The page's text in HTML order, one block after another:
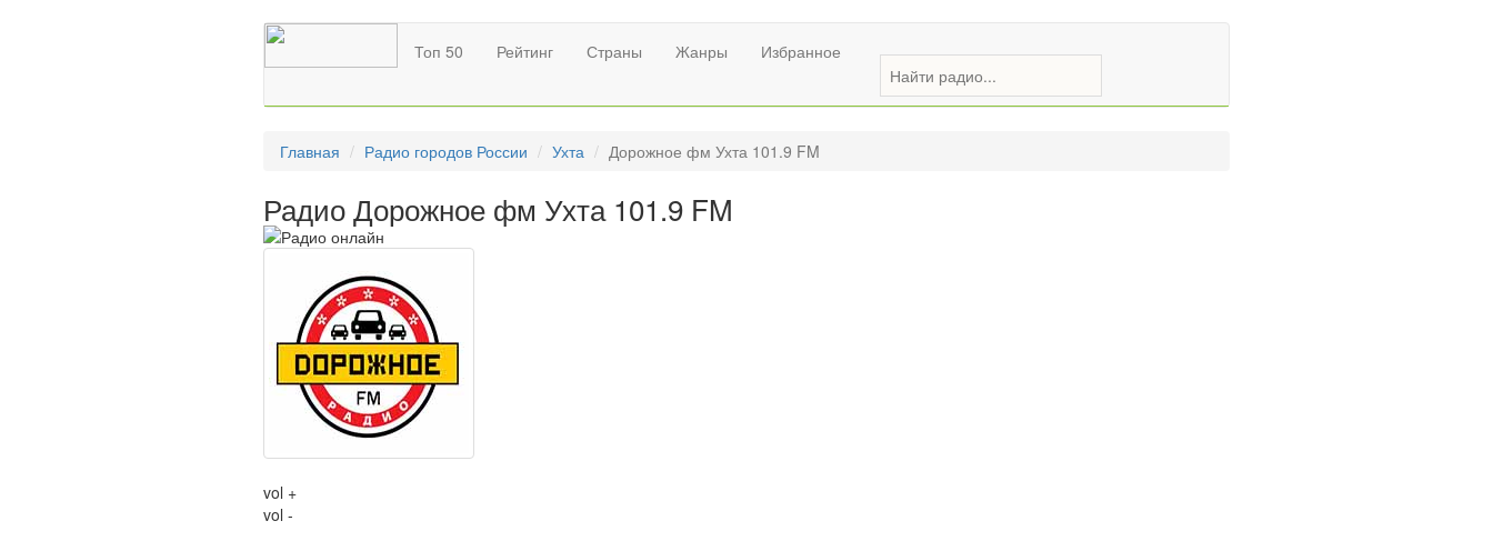
Топ 50 Рейтинг Страны Жанры Избранное
Главная Радио городов России Ухта Дорожное фм Ухта 101.9 FM
Радио Дорожное фм Ухта 101.9 FM
vol +
vol -